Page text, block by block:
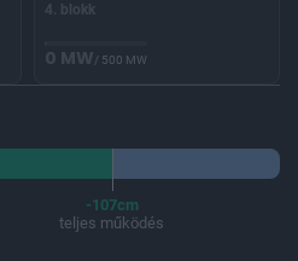
4. blokk
0 MW/ 500 MW
-107cm
teljes működés